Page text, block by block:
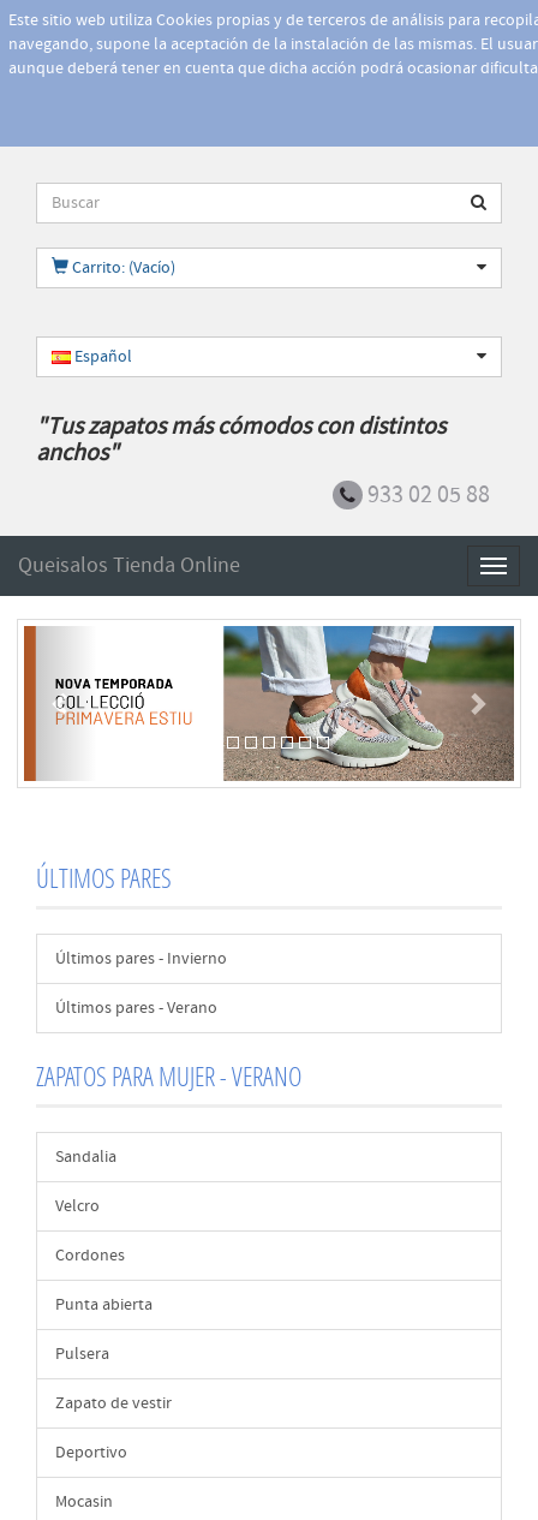
Este sitio web utiliza Cookies propias y de terceros de análisis para
navegando, supone la aceptación de la instalación de las mismas. El
aunque deberá tener en cuenta que dicha acción podrá ocasionar
Carrito: (Vacío)
Español
"Tus zapatos más cómodos con distintos
anchos"
933 02 05 88
Queisalos Tienda Online
ÚLTIMOS PARES
Últimos pares - Invierno
Últimos pares - Verano
ZAPATOS PARA MUJER - VERANO
Sandalia
Velcro
Cordones
Punta abierta
Pulsera
Zapato de vestir
Deportivo
Mocasin